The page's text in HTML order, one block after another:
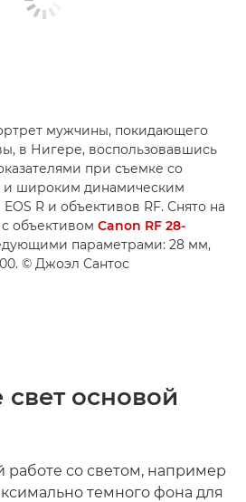
мужчины, покидающего
в Нигере, воспользовавшись
при съемке со
широким динамическим
R и объективов RF. Снято на
с объективом Canon RF 28-
параметрами: 28 мм,
© Джоэл Сантос
свет основой
со светом, например
темного фона для